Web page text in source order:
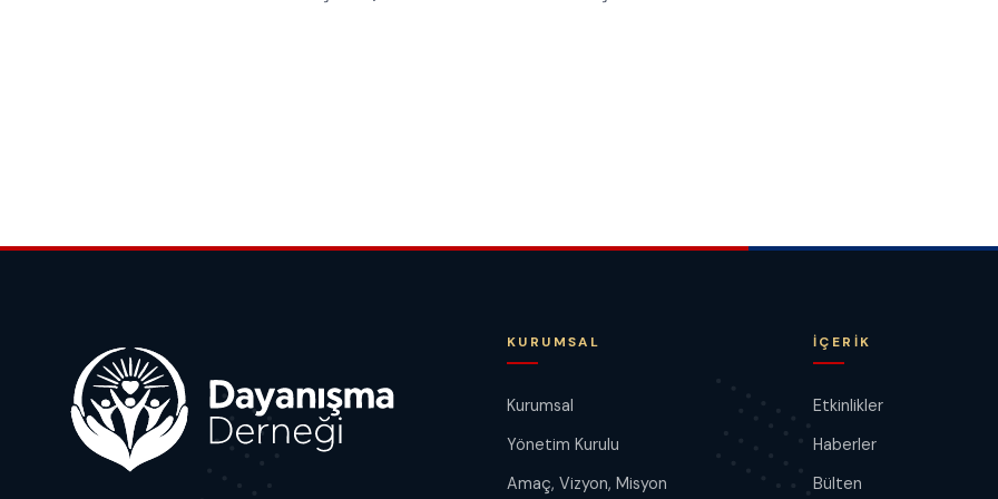
KURUMSAL
Kurumsal
Yönetim Kurulu
Amaç, Vizyon, Misyon
İÇERIK
Etkinlikler
Haberler
Bülten